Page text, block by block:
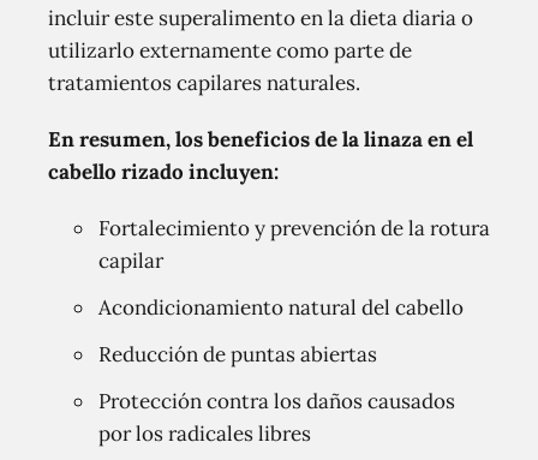
incluir este superalimento en la dieta diaria o
utilizarlo externamente como parte de
tratamientos capilares naturales.
En resumen, los beneficios de la linaza en el
cabello rizado incluyen:
Fortalecimiento y prevención de la rotura
capilar
Acondicionamiento natural del cabello
Reducción de puntas abiertas
Protección contra los daños causados
por los radicales libres